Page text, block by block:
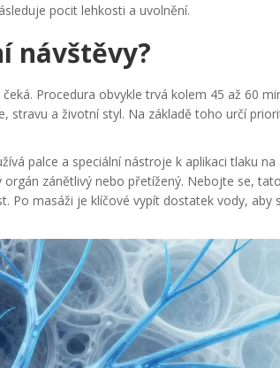
pocit lehkosti a uvolnění.
návštěvy?
Procedura obvykle trvá kolem 45 až 60
stravu a životní styl. Na základě toho určí
palce a speciální nástroje k aplikaci tlaku na
zánětlivý nebo přetížený. Nebojte se, tato
Po masáži je klíčové vypít dostatek vody, aby